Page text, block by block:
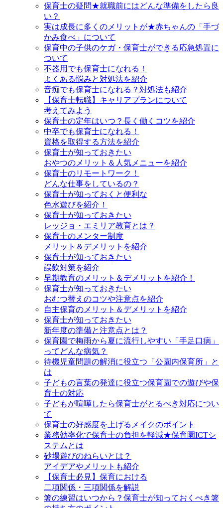
保育士の疑問★就職前にはどんな準備をしたら良
い？
実は成長に多くのメリットが★赤ちゃんの「手づ
かみ食べ」について
保育中の子供のケガ・保育士ができる応急処置に
ついて
不器用でも保育士になれる！
よくある悩みと対処法を紹介
音痴でも保育士になれる？対処法も紹介
【保育士転職】キャリアプランについて
考えてみよう
保育士の定年はいつ？長く働くコツを紹介
中卒でも保育士になれる！
資格を取得する方法を紹介
保育士が知っておきたい
おやつのメリット＆人気メニューを紹介
保育士のリモートワーク！
どんな仕事をしているの？
保育士が知っておくと便利な
色水遊びを紹介！
保育士が知っておきたい
レッジョ・エミリア教育とは？
保育士のメンター制度
メリット＆デメリットを紹介
保育士が知っておきたい
誤飲対策を紹介
早期教育のメリット＆デメリットを紹介！
保育士が知っておきたい
おむつ替えのコツや注意点を紹介
自主保育のメリット＆デメリットを紹介
保育士が知っておきたい
新年度の準備と注意点とは？
保育園で梅雨から夏に流行しやすい「手足口病」
ってどんな病気？
待機児童問題の解消に役立つ「公園内保育所」と
は
子どもの言葉の発達に役立つ保育園での遊びや保
育士の対応
子どもが喧嘩したら保育士がとるべき対応につい
て
保育士の好感度を上げるメイクのポイント
業務効率化で保育士の負担を軽減★保育園ICTシ
ステムとは
砂場遊びのねらいとは？
アイデアやメリットも紹介
【保育士必見】保育における
二項関係・三項関係を解説
箸の練習はいつから？保育士が知っておくべき箸